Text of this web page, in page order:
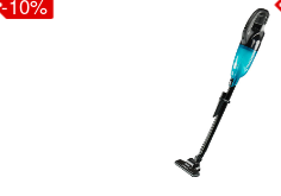
-10%